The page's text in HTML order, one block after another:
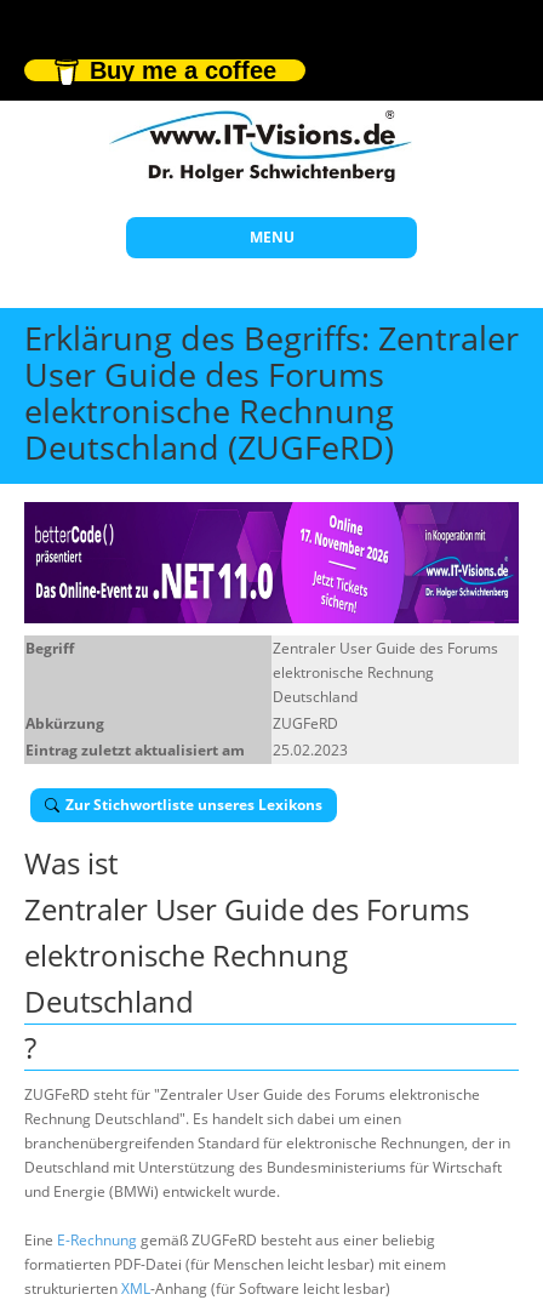
Buy me a coffee
MENU
Start
Themen
Beratung
Individuelle Schulungen
Offene Seminare
Wissen
Über uns
Suche
Erklärung des Begriffs: Zentraler
User Guide des Forums
elektronische Rechnung
Deutschland (ZUGFeRD)
Begriff
Zentraler User Guide des Forums
elektronische Rechnung
Deutschland
Abkürzung
ZUGFeRD
Eintrag zuletzt aktualisiert am
25.02.2023
Zur Stichwortliste unseres Lexikons
Was ist
Zentraler User Guide des Forums
elektronische Rechnung
Deutschland
?
ZUGFeRD steht für "Zentraler User Guide des Forums elektronische
Rechnung Deutschland". Es handelt sich dabei um einen
branchenübergreifenden Standard für elektronische Rechnungen, der in
Deutschland mit Unterstützung des Bundesministeriums für Wirtschaft
und Energie (BMWi) entwickelt wurde.
Eine E-Rechnunggemäß ZUGFeRD besteht aus einer beliebig
formatierten PDF-Datei (für Menschen leicht lesbar) mit einem
strukturiertenXML-Anhang (für Software leicht lesbar)